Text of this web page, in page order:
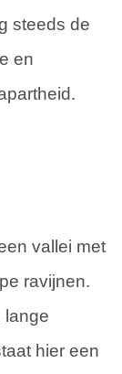
steeds de
en
vallei met
ravijnen.
lange
hier een